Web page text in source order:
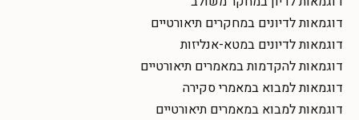
דוגמאות לדיונים במחקרים תיאורטיים
דוגמאות לדיונים במטא-אנליזות
דוגמאות להקדמות במאמרים תיאורטיים
דוגמאות למבוא במאמרי סקירה
דוגמאות למבוא במאמרים תיאורטיים